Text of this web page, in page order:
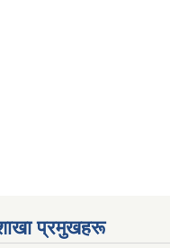
प्रमुखहरू